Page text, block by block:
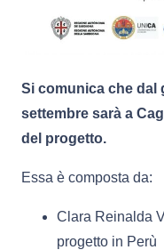
Si comunica che dal
settembre sarà a
del progetto.
Essa è composta da:
Clara Reinalda
progetto in Perù